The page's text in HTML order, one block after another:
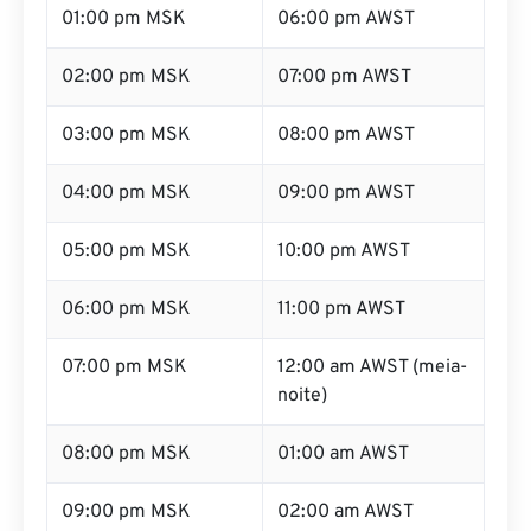
01:00 pm MSK 06:00 pm AWST
02:00 pm MSK 07:00 pm AWST
03:00 pm MSK 08:00 pm AWST
04:00 pm MSK 09:00 pm AWST
05:00 pm MSK 10:00 pm AWST
06:00 pm MSK 11:00 pm AWST
07:00 pm MSK
12:00 am AWST (meia-
noite)
08:00 pm MSK 01:00 am AWST
09:00 pm MSK 02:00 am AWST